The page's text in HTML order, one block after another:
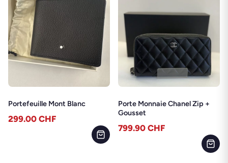
Portefeuille Mont Blanc
299.00 CHF
Porte Monnaie Chanel Zip +
Gousset
799.90 CHF